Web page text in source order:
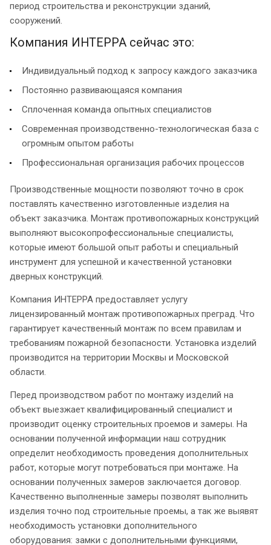
период строительства и реконструкции зданий,
сооружений.
Компания ИНТЕРРА сейчас это:
Индивидуальный подход к запросу каждого заказчика
Постоянно развивающаяся компания
Сплоченная команда опытных специалистов
Современная производственно-технологическая база с
огромным опытом работы
Профессиональная организация рабочих процессов
Производственные мощности позволяют точно в срок
поставлять качественно изготовленные изделия на
объект заказчика. Монтаж противопожарных конструкций
выполняют высокопрофессиональные специалисты,
которые имеют большой опыт работы и специальный
инструмент для успешной и качественной установки
дверных конструкций.
Компания ИНТЕРРА предоставляет услугу
лицензированный монтаж противопожарных преград. Что
гарантирует качественный монтаж по всем правилам и
требованиям пожарной безопасности. Установка изделий
производится на территории Москвы и Московской
области.
Перед производством работ по монтажу изделий на
объект выезжает квалифицированный специалист и
производит оценку строительных проемов и замеры. На
основании полученной информации наш сотрудник
определит необходимость проведения дополнительных
работ, которые могут потребоваться при монтаже. На
основании полученных замеров заключается договор.
Качественно выполненные замеры позволят выполнить
изделия точно под строительные проемы, а так же выявят
необходимость установки дополнительного
оборудования: замки с дополнительными функциями,